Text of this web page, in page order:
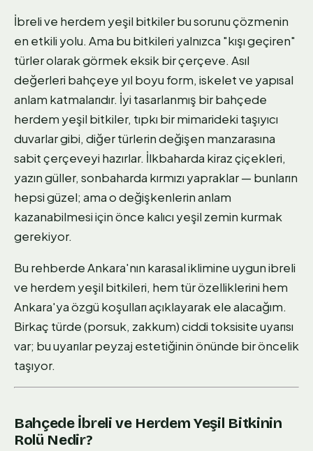
İbreli ve herdem yeşil bitkiler bu sorunu çözmenin
en etkili yolu. Ama bu bitkileri yalnızca "kışı geçiren"
türler olarak görmek eksik bir çerçeve. Asıl
değerleri bahçeye yıl boyu form, iskelet ve yapısal
anlam katmalarıdır. İyi tasarlanmış bir bahçede
herdem yeşil bitkiler, tıpkı bir mimarideki taşıyıcı
duvarlar gibi, diğer türlerin değişen manzarasına
sabit çerçeveyi hazırlar. İlkbaharda kiraz çiçekleri,
yazın güller, sonbaharda kırmızı yapraklar — bunların
hepsi güzel; ama o değişkenlerin anlam
kazanabilmesi için önce kalıcı yeşil zemin kurmak
gerekiyor.
Bu rehberde Ankara'nın karasal iklimine uygun ibreli
ve herdem yeşil bitkileri, hem tür özelliklerini hem
Ankara'ya özgü koşulları açıklayarak ele alacağım.
Birkaç türde (porsuk, zakkum) ciddi toksisite uyarısı
var; bu uyarılar peyzaj estetiğinin önünde bir öncelik
taşıyor.
Bahçede İbreli ve Herdem Yeşil Bitkinin
Rolü Nedir?